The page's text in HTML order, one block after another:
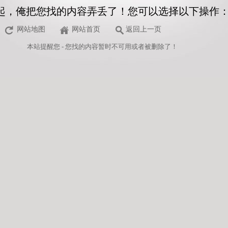
，俺把您找的内容弄丢了！您可以选择以下操作
网站地图 网站首页 返回上一页
本站提醒您 - 您找的内容暂时不可用或者被删除了！